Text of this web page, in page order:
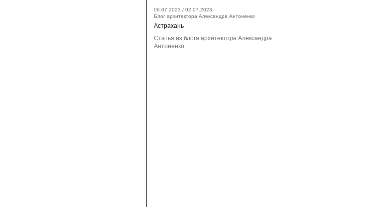
06.07.2023 / 02.07.2023,
Блог архитектора Александра Антоненко
Астрахань
Статья из блога архитектора Александра
Антоненко.